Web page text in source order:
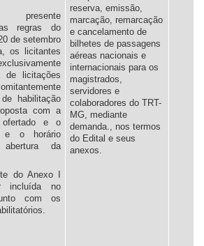
regras do
de setembro
os licitantes
de licitações
habilitação
com a
ofertado e o
o horário
abertura da
do Anexo I
incluída no
com os
reserva, emissão,
marcação, remarcação
e cancelamento de
bilhetes de passagens
aéreas nacionais e
internacionais para os
magistrados,
servidores e
colaboradores do TRT-
MG, mediante
demanda., nos termos
do Edital e seus
anexos.